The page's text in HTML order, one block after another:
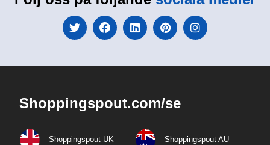
Shoppingspout.com/se
Shoppingspout UK Shoppingspout AU